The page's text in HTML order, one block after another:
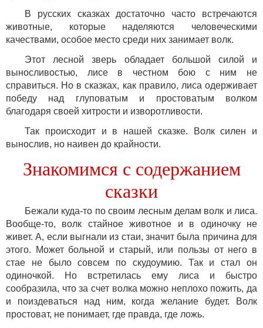
В русских сказках достаточно часто встречаются
животные, которые наделяются человеческими
качествами, особое место среди них занимает волк.
Этот лесной зверь обладает большой силой и
выносливостью, лисе в честном бою с ним не
справиться. Но в сказках, как правило, лиса одерживает
победу над глуповатым и простоватым волком
благодаря своей хитрости и изворотливости.
Так происходит и в нашей сказке. Волк силен и
вынослив, но наивен до крайности.
Знакомимся с содержанием
сказки
Бежали куда-то по своим лесным делам волк и лиса.
Вообще-то, волк стайное животное и в одиночку не
живет. А, если выгнали из стаи, значит была причина для
этого. Может больной и старый, или пользы от него в
стае не было совсем по скудоумию. Так и стал он
одиночкой. Но встретилась ему лиса и быстро
сообразила, что за счет волка можно неплохо пожить, да
и поиздеваться над ним, когда желание будет. Волк
простоват, не понимает, где правда, где ложь.